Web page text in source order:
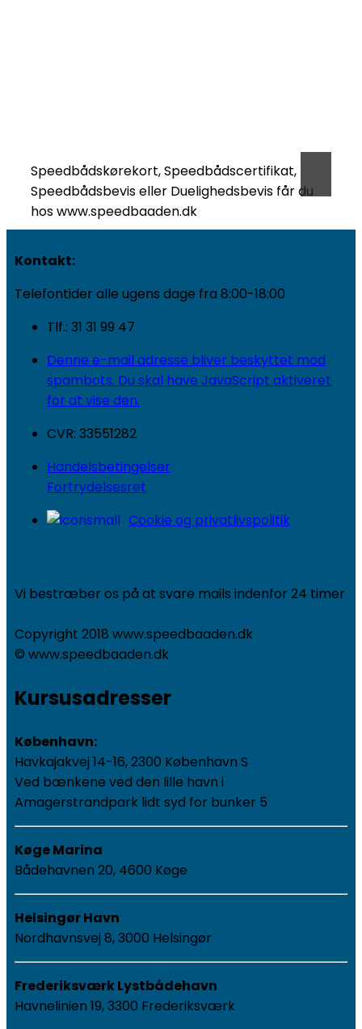
Speedbådskørekort, Speedbådscertifikat,
Speedbådsbevis eller Duelighedsbevis får du
hos www.speedbaaden.dk
Kontakt:
Telefontider alle ugens dage fra 8:00-18:00
Tlf.: 31 31 99 47
Denne e-mail adresse bliver beskyttet mod
spambots. Du skal have JavaScript aktiveret
for at vise den.
CVR: 33551282
Handelsbetingelser
Fortrydelsesret
Cookie og privatlivspolitik
Vi bestræber os på at svare mails indenfor 24 timer
Copyright 2018 www.speedbaaden.dk
© www.speedbaaden.dk
Kursusadresser
København:
Havkajakvej 14-16, 2300 København S
Ved bænkene ved den lille havn i
Amagerstrandpark lidt syd for bunker 5
Køge Marina
Bådehavnen 20, 4600 Køge
Helsingør Havn
Nordhavnsvej 8, 3000 Helsingør
Frederiksværk Lystbådehavn
Havnelinien 19, 3300 Frederiksværk